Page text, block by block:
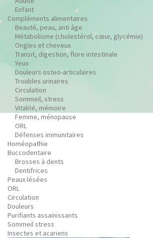
Enfant
Compléments alimentaires
Beauté, peau, anti âge
Métabolisme (cholestérol, cœur, glycémie)
Ongles et cheveux
Transit, digestion, flore intestinale
Yeux
Douleurs osteo-articulaires
Troubles urinaires
Circulation
Sommeil, stress
Vitalité, mémoire
Femme, ménopause
ORL
Défenses immunitaires
Homéopathie
Buccodentaire
Brosses à dents
Dentifrices
Peaux lésées
ORL
Circulation
Douleurs
Purifiants assainissants
Sommeil stress
Insectes et acariens